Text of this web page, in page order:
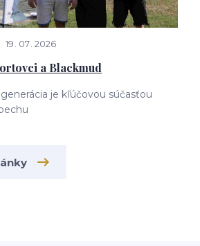
19 07 2026
a Blackmud
je kľúčovou súčasťou